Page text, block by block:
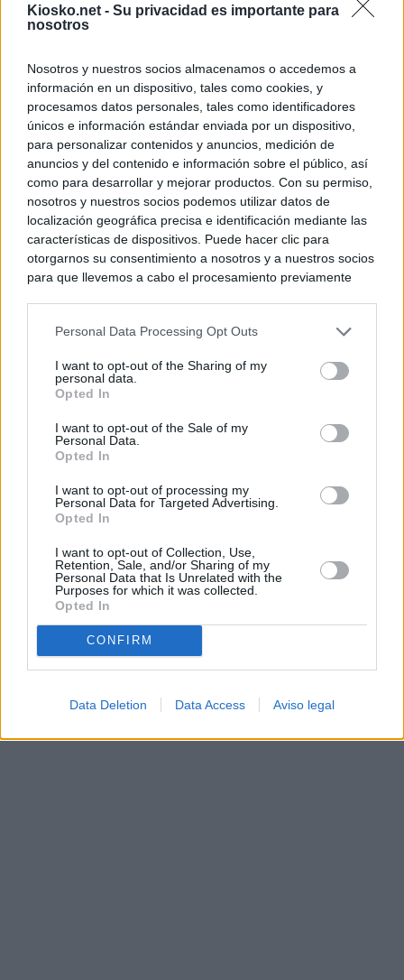
Kiosko.net - Su privacidad es importante para
nosotros
Nosotros y nuestros socios almacenamos o accedemos a
información en un dispositivo, tales como cookies, y
procesamos datos personales, tales como identificadores
únicos e información estándar enviada por un dispositivo,
para personalizar contenidos y anuncios, medición de
anuncios y del contenido e información sobre el público, así
como para desarrollar y mejorar productos. Con su permiso,
nosotros y nuestros socios podemos utilizar datos de
localización geográfica precisa e identificación mediante las
características de dispositivos. Puede hacer clic para
otorgarnos su consentimiento a nosotros y a nuestros socios
para que llevemos a cabo el procesamiento previamente
negar su consentimiento. Tenga en cuenta que algún
de su consentimiento, pero usted tiene el derecho de
rechazar tal procesamiento. Sus preferencias se aplicarán
cualquier momento entrando de nuevo en este sitio web o
visitando nuestra política de privacidad.
Personal Data Processing Opt Outs
I want to opt-out of the Sharing of my
personal data.
Opted In
I want to opt-out of the Sale of my
Personal Data.
Opted In
I want to opt-out of processing my
Personal Data for Targeted Advertising.
Opted In
I want to opt-out of Collection, Use,
Retention, Sale, and/or Sharing of my
Personal Data that Is Unrelated with the
Purposes for which it was collected.
Opted In
CONFIRM
Data Deletion Data Access Aviso legal